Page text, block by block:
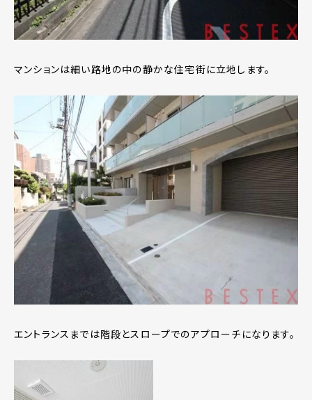
マンションは細い路地の中の静かな住宅街に立地します。
エントランスまでは階段とスロープでのアプローチになります。